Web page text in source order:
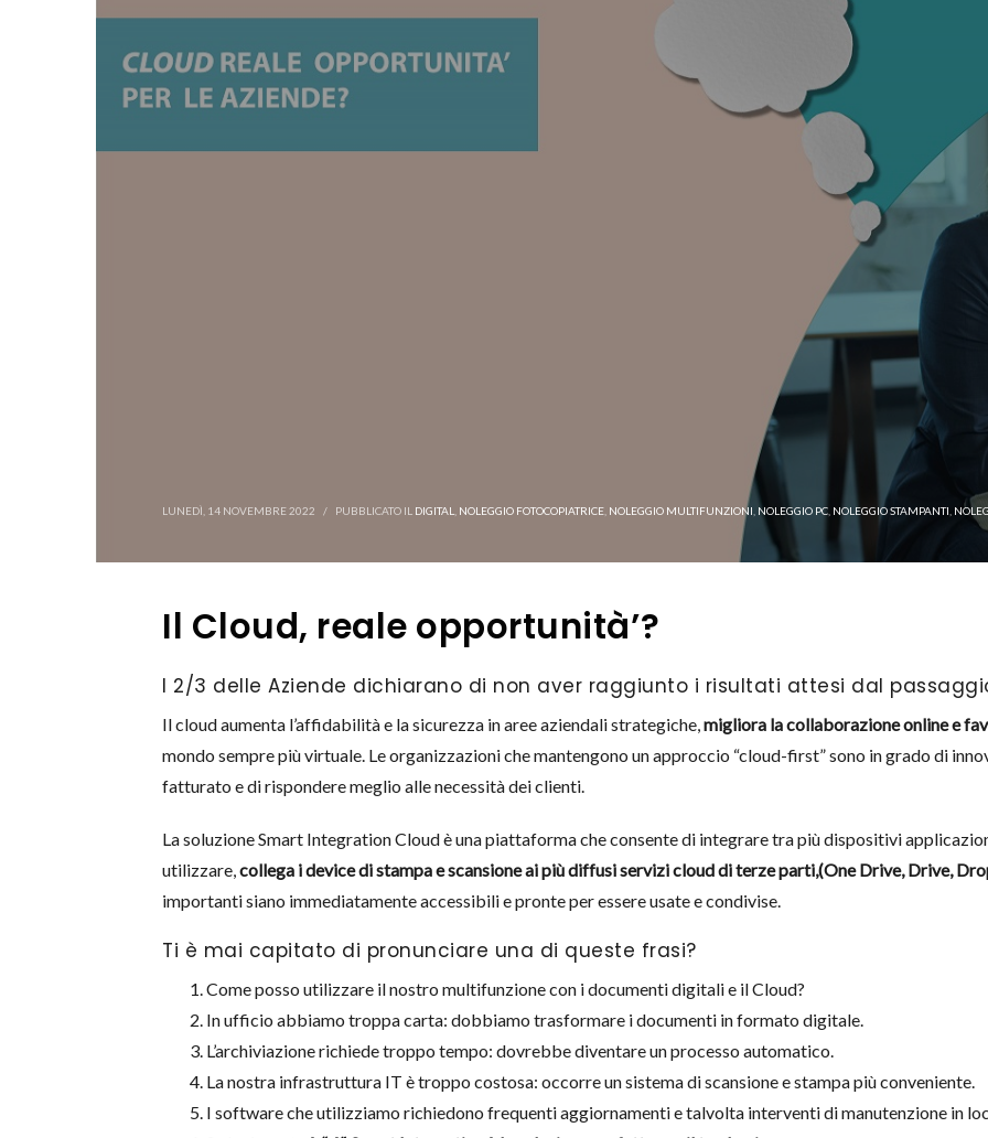
LUNEDÌ, 14 NOVEMBRE 2022 / PUBBLICATO IL DIGITAL NOLEGGIO FOTOCOPIATRICE NOLEGGIO MULTIFUNZIONI NOLEGGIO PC NOLEGGIO STAMPANTI
Il Cloud, reale opportunità’?
I 2/3 delle Aziende dichiarano di non aver raggiunto i risultati attesi dal
Il cloud aumenta l’affidabilità e la sicurezza in aree aziendali strategiche, migliora la collaborazione online e
mondo sempre più virtuale. Le organizzazioni che mantengono un approccio “cloud-first” sono in grado di
fatturato e di rispondere meglio alle necessità dei clienti.
La soluzione Smart Integration Cloud è una piattaforma che consente di integrare tra più dispositivi
utilizzare, collega i device di stampa e scansione ai più diffusi servizi cloud di terze parti,(One Drive, Drive,
importanti siano immediatamente accessibili e pronte per essere usate e condivise.
Ti è mai capitato di pronunciare una di queste frasi?
Come posso utilizzare il nostro multifunzione con i documenti digitali e il Cloud?
In ufficio abbiamo troppa carta: dobbiamo trasformare i documenti in formato digitale.
L’archiviazione richiede troppo tempo: dovrebbe diventare un processo automatico.
La nostra infrastruttura IT è troppo costosa: occorre un sistema di scansione e stampa più conveniente.
I software che utilizziamo richiedono frequenti aggiornamenti e talvolta interventi di manutenzione in